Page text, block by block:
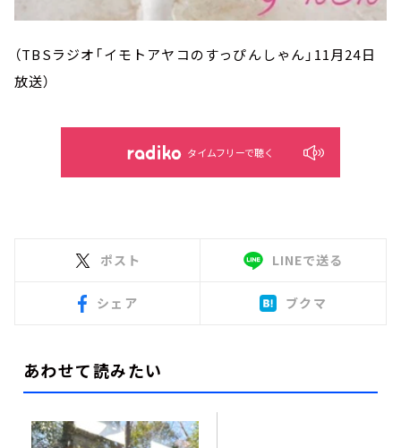
（TBSラジオ「イモトアヤコのすっぴんしゃん」11月24日
放送）
タイムフリーで聴く
ポスト LINEで送る
シェア ブクマ
あわせて読みたい